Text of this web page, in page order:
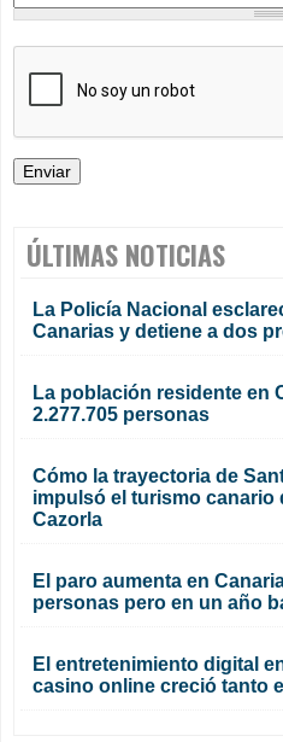
ÚLTIMAS NOTICIAS
La Policía Nacional
Canarias y detiene a dos
La población residente en
2.277.705 personas
Cómo la trayectoria de
impulsó el turismo canario
Cazorla
El paro aumenta en
personas pero en un año
El entretenimiento digital
casino online creció tanto